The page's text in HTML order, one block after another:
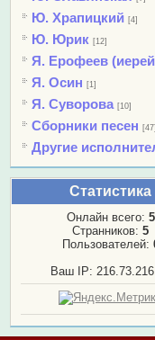
Ю. Храпицкий [4]
Ю. Юрик [12]
Я. Ерофеев
Я. Осин [1]
Я. Суворова [10]
Сборники песен [47]
Другие
Статистика
Онлайн всего: 5
Странников: 5
Пользователей:
Ваш IP: